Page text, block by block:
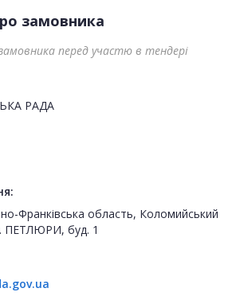
замовника
перед участю в тендері
РАДА
Франківська область, Коломийський
ПЕТЛЮРИ, буд. 1